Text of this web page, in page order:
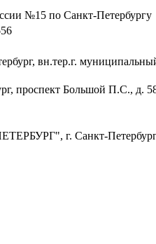
№15 по Санкт-Петербургу
вн.тер.г.
проспект Большой П.С., д.
г. Санкт-